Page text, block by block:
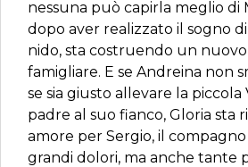
nessuna può capirla meglio di
dopo aver realizzato il sogno
nido, sta costruendo un
famigliare. E se Andreina non
se sia giusto allevare la piccola
padre al suo fianco, Gloria sta
amore per Sergio, il
grandi dolori, ma anche tante